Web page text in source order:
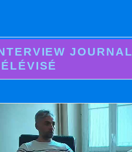
JOURNAL